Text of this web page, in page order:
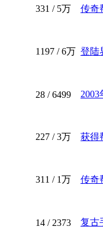
331 / 5万 传奇
1197 /6万 登陆
28 / 6499
227 /3万 获得
311 / 1万 传奇
14 / 2373 复古